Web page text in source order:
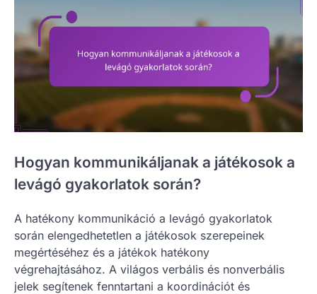
Hogyan kommunikáljanak a játékosok a
levágó gyakorlatok során?
A hatékony kommunikáció a levágó gyakorlatok
során elengedhetetlen a játékosok szerepeinek
megértéséhez és a játékok hatékony
végrehajtásához. A világos verbális és nonverbális
jelek segítenek fenntartani a koordinációt és